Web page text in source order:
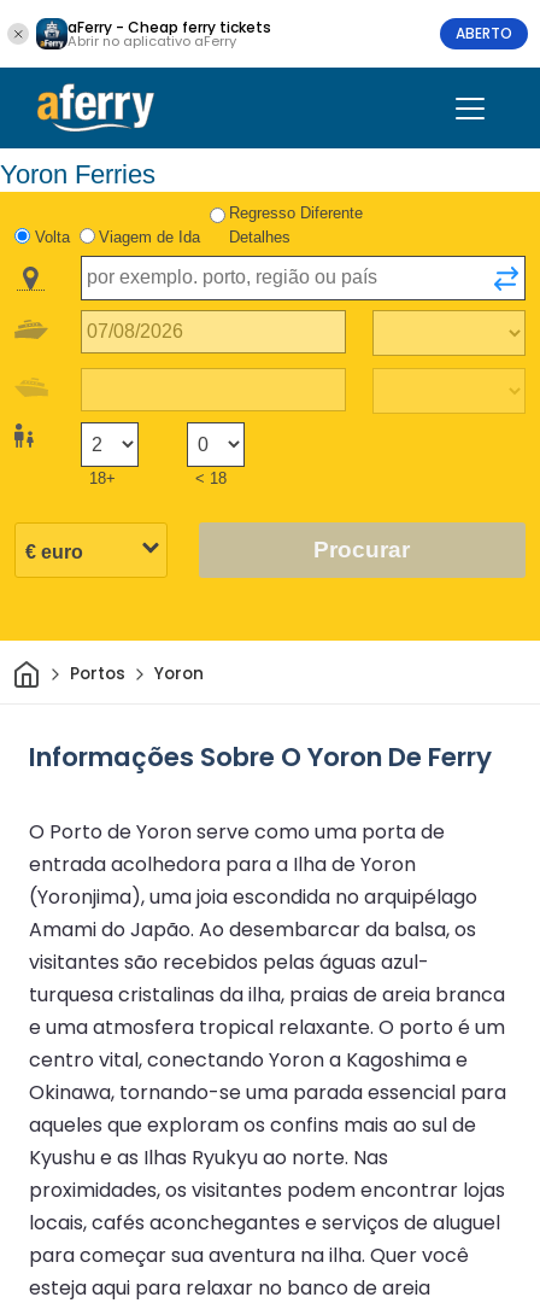
aFerry - Cheap ferry tickets
Abrir no aplicativo aFerry ABERTO
Yoron Ferries
Volta Viagem de Ida
Regresso Diferente
Detalhes
18+ < 18
Procurar
CasaPortos Yoron
Informações Sobre O Yoron De Ferry
O Porto de Yoron serve como uma porta de
entrada acolhedora para a Ilha de Yoron
(Yoronjima), uma joia escondida no arquipélago
Amami do Japão. Ao desembarcar da balsa, os
visitantes são recebidos pelas águas azul-
turquesa cristalinas da ilha, praias de areia branca
e uma atmosfera tropical relaxante. O porto é um
centro vital, conectando Yoron a Kagoshima e
Okinawa, tornando-se uma parada essencial para
aqueles que exploram os confins mais ao sul de
Kyushu e as Ilhas Ryukyu ao norte. Nas
proximidades, os visitantes podem encontrar lojas
locais, cafés aconchegantes e serviços de aluguel
para começar sua aventura na ilha. Quer você
esteja aqui para relaxar no banco de areia